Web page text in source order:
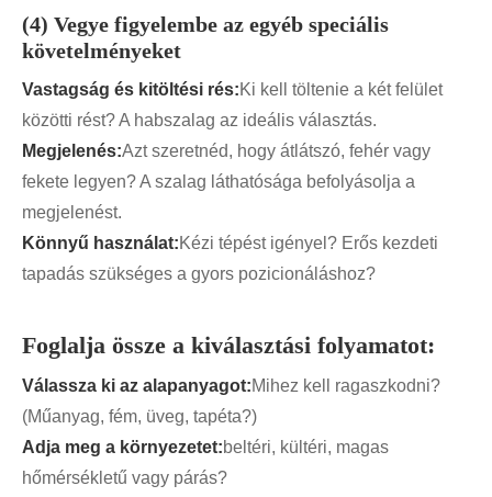
(4) Vegye figyelembe az egyéb speciális
követelményeket
Vastagság és kitöltési rés:Ki kell töltenie a két felület
közötti rést? A habszalag az ideális választás.
Megjelenés:Azt szeretnéd, hogy átlátszó, fehér vagy
fekete legyen? A szalag láthatósága befolyásolja a
megjelenést.
Könnyű használat:Kézi tépést igényel? Erős kezdeti
tapadás szükséges a gyors pozicionáláshoz?
Foglalja össze a kiválasztási folyamatot:
Válassza ki az alapanyagot:Mihez kell ragaszkodni?
(Műanyag, fém, üveg, tapéta?)
Adja meg a környezetet:beltéri, kültéri, magas
hőmérsékletű vagy párás?